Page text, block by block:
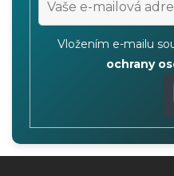
Vložením e-mailu
ochrany